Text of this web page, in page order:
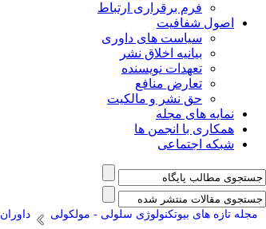
فرم برقراری ارتباط
اصول شفافیت
سیاست های داوری
بیانیه اخلاق نشر
تعهدات نویسنده
تعارض منافع
حق نشر و مالکیت
نمایه های مجله
همکاری با انجمن ها
شبکه اجتماعی
مجله تازه های بیوتکنولوژی سلولی - مولکولی داوران